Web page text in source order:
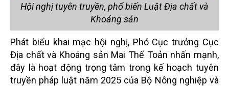
Hội nghị tuyên truyền, phổ biến Luật Địa chất và
Khoáng sản
Phát biểu khai mạc hội nghị, Phó Cục trưởng Cục
Địa chất và Khoáng sản Mai Thế Toản nhấn mạnh,
đây là hoạt động trọng tâm trong kế hoạch tuyên
truyền pháp luật năm 2025 của Bộ Nông nghiệp và